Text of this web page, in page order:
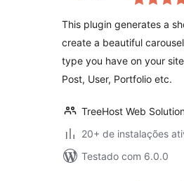
This plugin generates a
create a beautiful
type you have on your
Post, User, Portfolio etc.
TreeHost Web
20+ de instalações
Testado com 6.0.0